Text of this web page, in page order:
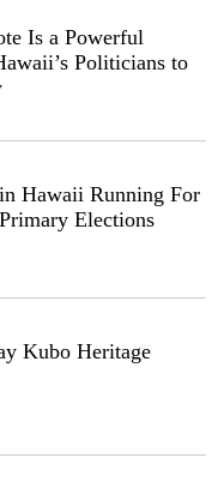
Is a Powerful
Politicians to
Hawaii Running For
Elections
Kubo Heritage